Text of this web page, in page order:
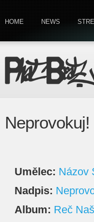
HOME NEWS
Umělec: Názov
Nadpis:
Album: Reč